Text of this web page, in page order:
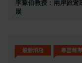
李豫伯教授：兩岸旅
展
最新消息 專題報導